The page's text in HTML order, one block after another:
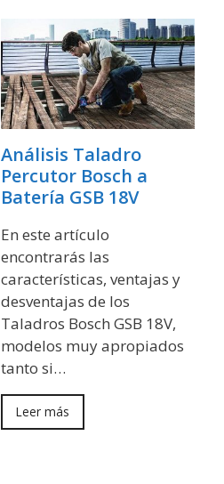
Análisis Taladro
Percutor Bosch a
Batería GSB 18V
En este artículo
encontrarás las
características, ventajas y
desventajas de los
Taladros Bosch GSB 18V,
modelos muy apropiados
tanto si…
Leer más